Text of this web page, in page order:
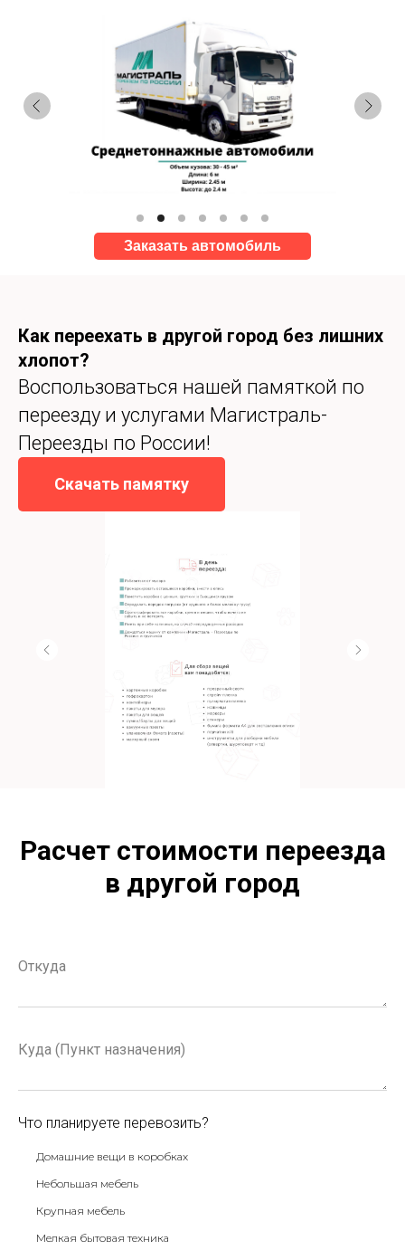
Заказать автомобиль
Как переехать в другой город без лишних
хлопот?
Воспользоваться нашей памяткой по
переезду и услугами Магистраль-
Переезды по России!
Скачать памятку
Расчет стоимости переезда
в другой город
Что планируете перевозить?
Домашние вещи в коробках
Небольшая мебель
Крупная мебель
Мелкая бытовая техника